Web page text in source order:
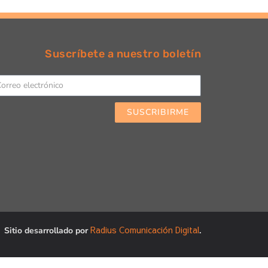
Suscríbete a nuestro boletín
SUSCRIBIRME
Sitio desarrollado porRadius Comunicación Digital.